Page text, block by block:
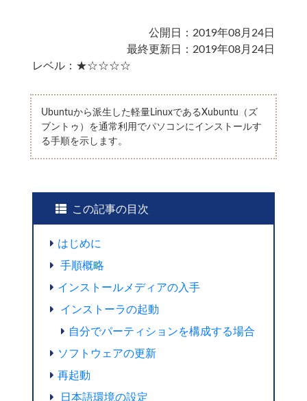
公開日：2019年08月24日
最終更新日：2019年08月24日
レベル：★☆☆☆☆
Ubuntuから派生した軽量LinuxであるXubuntu（ズ
ブントゥ）を通常利用でパソコンにインストールす
る手順を示します。
この記事の目次
はじめに
手順概略
インストールメディアの入手
インストーラの起動
自分でパーティションを構成する場合
ソフトウェアの更新
再起動
日本語環境の設定